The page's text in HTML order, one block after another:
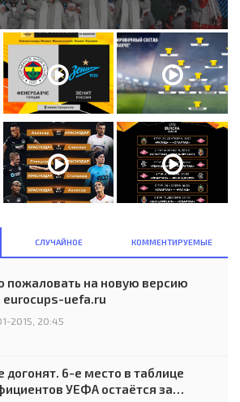
СЛУЧАЙНОЕ КОММЕНТИРУЕМЫЕ
пожаловать на новую версию
eurocups-uefa.ru
2015, 20:45
догонят. 6-е место в таблице
УЕФА остаётся за